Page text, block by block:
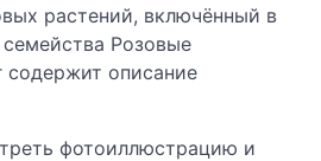
растений, включённый в
Розовые
содержит описание
фотоиллюстрацию и